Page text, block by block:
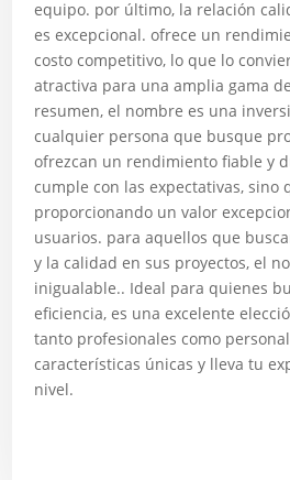
equipo. por último, la relación
es excepcional. ofrece un
costo competitivo, lo que lo
atractiva para una amplia gama
resumen, el nombre es una
cualquier persona que busque
ofrezcan un rendimiento fiable y
cumple con las expectativas, sino
proporcionando un valor
usuarios. para aquellos que
y la calidad en sus proyectos, el
inigualable.. Ideal para quienes
eficiencia, es una excelente
tanto profesionales como
características únicas y lleva tu
nivel.